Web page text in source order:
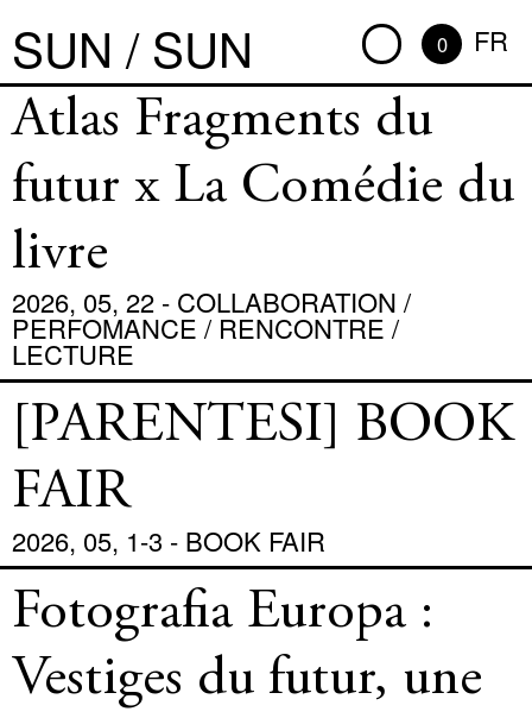
SUN / SUN 0 FR
Atlas Fragments du
futur x La Comédie du
livre
2026, 05, 22 - COLLABORATION /
PERFOMANCE / RENCONTRE /
LECTURE
[PARENTESI] BOOK
FAIR
2026, 05, 1-3 - BOOK FAIR
Fotografia Europa :
Vestiges du futur, une